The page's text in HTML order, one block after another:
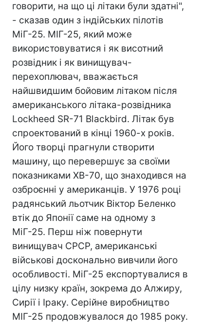
говорити, на що ці літаки були здатні",
- сказав один з індійських пілотів
МіГ-25. МІГ-25, який може
використовуватися і як висотний
розвідник і як винищувач-
перехоплювач, вважається
найшвидшим бойовим літаком після
американського літака-розвідника
Lockheed SR-71 Blackbird. Літак був
спроектований в кінці 1960-х років.
Його творці прагнули створити
машину, що перевершує за своїми
показниками XB-70, що знаходився на
озброєнні у американців. У 1976 році
радянський льотчик Віктор Беленко
втік до Японії саме на одному з
МіГ-25. Перш ніж повернути
винищувач СРСР, американські
військові досконально вивчили його
особливості. МіГ-25 експортувалися в
цілу низку країн, зокрема до Алжиру,
Сирії і Іраку. Серійне виробництво
МІГ-25 продовжувалося до 1985 року.